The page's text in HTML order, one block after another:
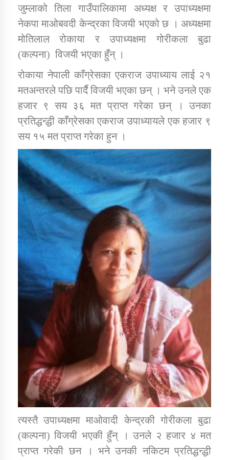
कर्णाली प्राविधि शिक्षालय जुम्लाको सुचना
तातोपानी गाउँपालिकाको न्यायिक समिति सम्बन्धी सन्देश
तातोपानी गाउँपालिका जुम्लाको महिला तथा लैङ्गिक हिंसा
सम्बन्धी सूचना सन्देश
तातोपानी गाउँपालिका जुम्लाको महिनावारी सम्बन्धिकाे
तातोपानी गाउँपालिका जुम्लाको बालविवाह सन्देश
तातोपानी गाउँपालिका जुम्लाको सूचना
तातोपानी गाउँपालिका जुम्लाको सूचना
जुम्लाको तिला गाउँपालिकामा अध्यक्ष र उपाध्यक्षमा
नेकपा माओबवदी केन्द्रका विजयी भएको छ । अध्यक्षमा
मोतिलाल रोकाया र उपाध्यक्षमा गोरीकला बुढा
(कल्पना) विजयी भएका हुँन् ।
रोकाया नेपाली काँग्रेसका एकराज उपाध्याय लाई २१
मतअन्तरले पछि पार्दै विजयी भएका छन् । भने उनले एक
हजार ९ सय ३६ मत प्राप्त गरेका छन् । उनका
प्रतिद्धन्द्धी काँग्रेसका एकराज उपाध्यायले एक हजार ९
सय १५ मत प्राप्त गरेका हुन ।
त्यस्तै उपाध्यक्षमा माओवादी केन्द्रकी गोरीकला बुढा
(कल्पना) विजयी भएकी हुँन् । उनले २ हजार ४ मत
प्राप्त गरेकी छन । भने उनकी नकिटम प्रतिद्धन्द्धी